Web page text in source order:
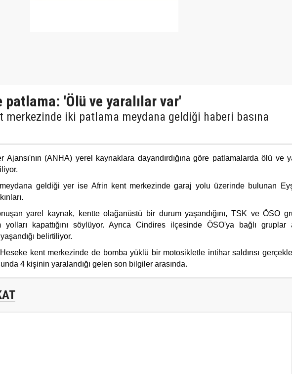
patlama: 'Ölü ve yaralılar var'
merkezinde iki patlama meydana geldiği haberi basına
Ajansı'nın (ANHA) yerel kaynaklara dayandırdığına göre patlamalarda ölü ve
meydana geldiği yer ise Afrin kent merkezinde garaj yolu üzerinde bulunan
yarel kaynak, kentte olağanüstü bir durum yaşandığını, TSK ve ÖSO
yolları kapattığını söylüyor. Ayrıca Cindires ilçesinde ÖSO'ya bağlı gruplar
belirtiliyor.
kent merkezinde de bomba yüklü bir motosikletle intihar saldırısı
4 kişinin yaralandığı gelen son bilgiler arasında.